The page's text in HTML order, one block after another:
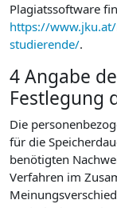
Plagiatssoftware
https://
studierende/.
4 Angabe
Festlegung
Die
für die
benötigten
Verfahren im